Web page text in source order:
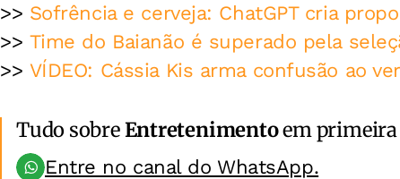
>> Sofrência e cerveja: ChatGPT cria
>> Time do Baianão é superado pela
>> VÍDEO: Cássia Kis arma confusão ao
Tudo sobreEntretenimentoem primeira
Entre no canal do WhatsApp.